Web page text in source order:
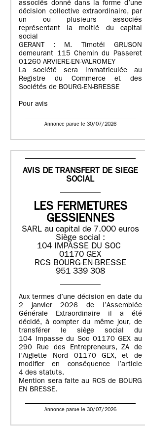
associés donné dans la forme d’une
décision collective extraordinaire, par
un ou plusieurs associés
représentant la moitié du capital
social
GERANT : M. Timotéi GRUSON
demeurant 115 Chemin du Passeret
01260 ARVIERE-EN-VALROMEY
La société sera immatriculée au
Registre du Commerce et des
Sociétés de BOURG-EN-BRESSE
Pour avis
Annonce parue le 30/07/2026
AVIS DE TRANSFERT DE SIEGE
SOCIAL
LES FERMETURES
GESSIENNES
SARL au capital de 7.000 euros
Siège social :
104 IMPASSE DU SOC
01170 GEX
RCS BOURG-EN-BRESSE
951 339 308
Aux termes d’une décision en date du
2 janvier 2026 de l’Assemblée
Générale Extraordinaire il a été
décidé, à compter du même jour, de
transférer le siège social du
104 Impasse du Soc 01170 GEX au
290 Rue des Entrepreneurs, ZA de
l’Aiglette Nord 01170 GEX, et de
modifier en conséquence l’article
4 des statuts.
Mention sera faite au RCS de BOURG
EN BRESSE.
Annonce parue le 30/07/2026